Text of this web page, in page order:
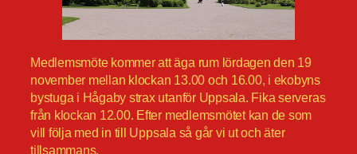
Medlemsmöte kommer att äga rum lördagen den 19
november mellan klockan 13.00 och 16.00, i ekobyns
bystuga i Hågaby strax utanför Uppsala. Fika serveras
från klockan 12.00. Efter medlemsmötet kan de som
vill följa med in till Uppsala så går vi ut och äter
tillsammans.